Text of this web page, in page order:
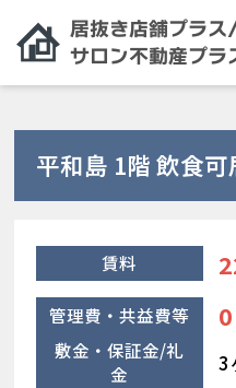
平和島 1階 飲食
賃料
管理費・共益費等 0
敷金・保証金/礼
金
3